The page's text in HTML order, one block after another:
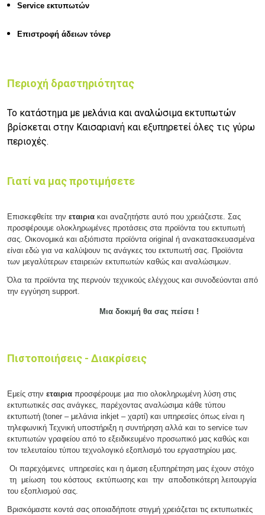
Service εκτυπωτών
Επιστροφή άδειων τόνερ
Περιοχή δραστηριότητας
Το κατάστημα με μελάνια και αναλώσιμα εκτυπωτών
βρίσκεται στην Καισαριανή και εξυπηρετεί όλες τις γύρω
περιοχές.
Γιατί να μας προτιμήσετε
Επισκεφθείτε την εταιρια και αναζητήστε αυτό που χρειάζεστε. Σας
προσφέρουμε ολοκληρωμένες προτάσεις στα προϊόντα του εκτυπωτή
σας. Οικονομικά και αξιόπιστα προϊόντα original ή ανακατασκευασμένα
είναι εδώ για να καλύψουν τις ανάγκες του εκτυπωτή σας. Προϊόντα
των μεγαλύτερων εταιρειών εκτυπωτών καθώς και αναλώσιμων.
Όλα τα προϊόντα της περνούν τεχνικούς ελέγχους και συνοδεύονται από
την εγγύηση support.
Μια δοκιμή θα σας πείσει !
Πιστοποιήσεις - Διακρίσεις
Εμείς στην εταιρια προσφέρουμε μια πιο ολοκληρωμένη λύση στις
εκτυπωτικές σας ανάγκες, παρέχοντας αναλώσιμα κάθε τύπου
εκτυπωτή (toner – μελάνια inkjet – χαρτί) και υπηρεσίες όπως είναι η
τηλεφωνική Τεχνική υποστήριξη η συντήρηση αλλά και το service των
εκτυπωτών γραφείου από το εξειδικευμένο προσωπικό μας καθώς και
τον τελευταίου τύπου τεχνολογικό εξοπλισμό του εργαστηρίου μας.
Οι παρεχόμενες υπηρεσίες και η άμεση εξυπηρέτηση μας έχουν στόχο
τη μείωση του κόστους εκτύπωσης και την αποδοτικότερη λειτουργία
του εξοπλισμού σας.
Βρισκόμαστε κοντά σας οποιαδήποτε στιγμή χρειάζεται τις εκτυπωτικές